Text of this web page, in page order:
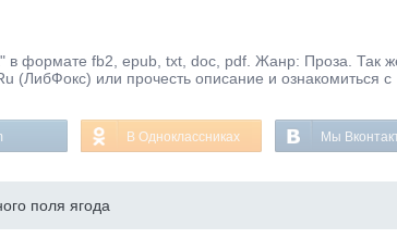
в формате fb2, epub, txt, doc, pdf. Жанр: Проза. Так
(ЛибФокс) или прочесть описание и ознакомиться с
В Одноклассниках Мы
поля ягода